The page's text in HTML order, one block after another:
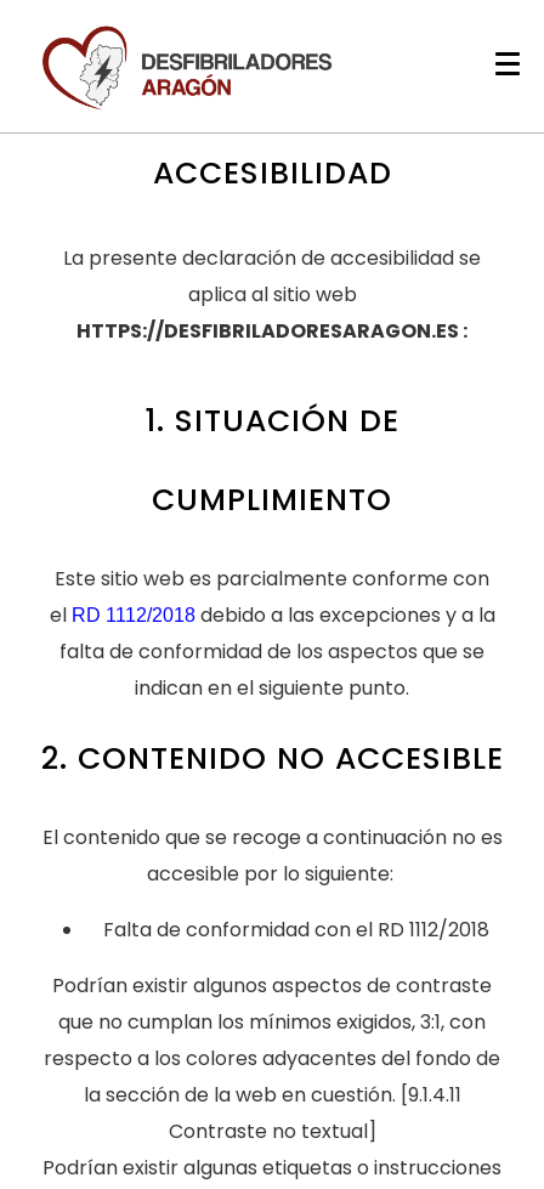
DECLARACIÓN DE
ACCESIBILIDAD
La presente declaración de accesibilidad se
aplica al sitio web
HTTPS://DESFIBRILADORESARAGON.ES :
1. SITUACIÓN DE
CUMPLIMIENTO
Este sitio web es parcialmente conforme con
el RD 1112/2018debido a las excepciones y a la
falta de conformidad de los aspectos que se
indican en el siguiente punto.
2. CONTENIDO NO ACCESIBLE
El contenido que se recoge a continuación no es
accesible por lo siguiente:
Falta de conformidad con el RD 1112/2018
Podrían existir algunos aspectos de contraste
que no cumplan los mínimos exigidos, 3:1, con
respecto a los colores adyacentes del fondo de
la sección de la web en cuestión. [9.1.4.11
Contraste no textual]
Podrían existir algunas etiquetas o instrucciones